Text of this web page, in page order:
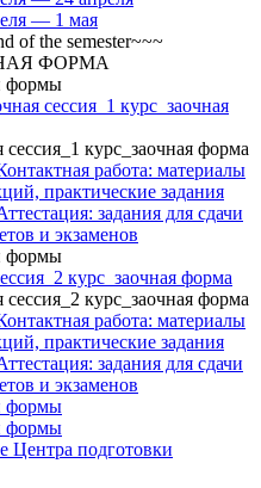
— 1 мая
of the semester~~~
ФОРМА
формы
сессия_1 курс_заочная
сессия_1 курс_заочная форма
работа: материалы
практические задания
задания для сдачи
и экзаменов
формы
курс_заочная форма
сессия_2 курс_заочная форма
работа: материалы
практические задания
задания для сдачи
и экзаменов
формы
формы
Центра подготовки